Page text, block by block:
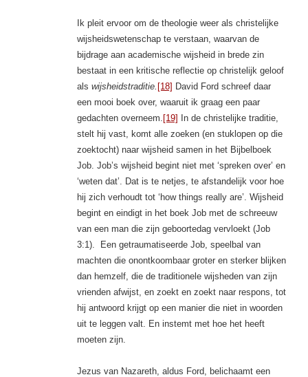
Ik pleit ervoor om de theologie weer als christelijke
wijsheidswetenschap te verstaan, waarvan de
bijdrage aan academische wijsheid in brede zin
bestaat in een kritische reflectie op christelijk geloof
als wijsheidstraditie. [18] David Ford schreef daar
een mooi boek over, waaruit ik graag een paar
gedachten overneem. [19] In de christelijke traditie,
stelt hij vast, komt alle zoeken (en stuklopen op die
zoektocht) naar wijsheid samen in het Bijbelboek
Job. Job’s wijsheid begint niet met ‘spreken over’ en
‘weten dat’. Dat is te netjes, te afstandelijk voor hoe
hij zich verhoudt tot ‘how things really are’. Wijsheid
begint en eindigt in het boek Job met de schreeuw
van een man die zijn geboortedag vervloekt (Job
3:1). Een getraumatiseerde Job, speelbal van
machten die onontkoombaar groter en sterker blijken
dan hemzelf, die de traditionele wijsheden van zijn
vrienden afwijst, en zoekt en zoekt naar respons, tot
hij antwoord krijgt op een manier die niet in woorden
uit te leggen valt. En instemt met hoe het heeft
moeten zijn.
Jezus van Nazareth, aldus Ford, belichaamt een